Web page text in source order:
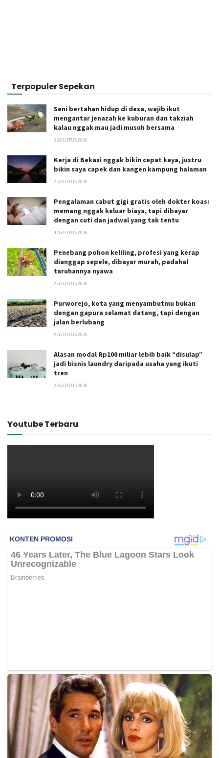
Terpopuler Sepekan
Seni bertahan hidup di desa, wajib ikut
mengantar jenazah ke kuburan dan takziah
kalau nggak mau jadi musuh bersama
6 AGUSTUS 2026
Kerja di Bekasi nggak bikin cepat kaya, justru
bikin saya capek dan kangen kampung halaman
2 AGUSTUS 2026
Pengalaman cabut gigi gratis oleh dokter koas:
memang nggak keluar biaya, tapi dibayar
dengan cuti dan jadwal yang tak tentu
4 AGUSTUS 2026
Penebang pohon keliling, profesi yang kerap
dianggap sepele, dibayar murah, padahal
taruhannya nyawa
2 AGUSTUS 2026
Purworejo, kota yang menyambutmu bukan
dengan gapura selamat datang, tapi dengan
jalan berlubang
5 AGUSTUS 2026
Alasan modal Rp100 miliar lebih baik “disulap”
jadi bisnis laundry daripada usaha yang ikuti
tren
2 AGUSTUS 2026
Youtube Terbaru